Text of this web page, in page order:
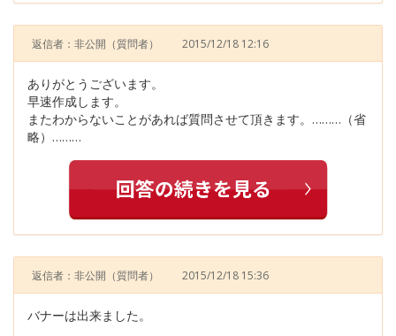
返信者：非公開 （質問者） 2015/12/18 12:16
ありがとうございます。
早速作成します。
またわからないことがあれば質問させて頂きます。………（省
略）………
返信者：非公開 （質問者） 2015/12/18 15:36
バナーは出来ました。